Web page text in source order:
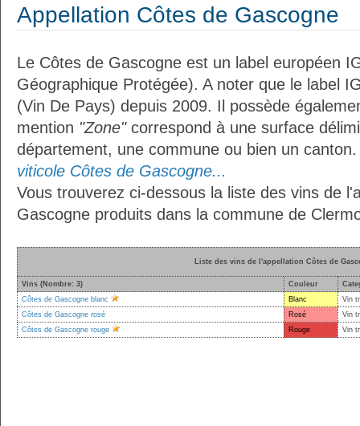
Appellation Côtes de Gascogne
Le Côtes de Gascogne est un label européen
Géographique Protégée). A noter que le label
(Vin De Pays) depuis 2009. Il possède
mention "Zone"correspond à une surface
département, une commune ou bien un
viticole Côtes de Gascogne...
Vous trouverez ci-dessous la liste des vins de
Gascogne produits dans la commune de
Liste des vins de l'appellation Côtes de
Vins (Nombre: 3) Couleur
Côtes de Gascogne blanc
Blanc
Vin
Côtes de Gascogne rosé
Rosé
Vin
Côtes de Gascogne rouge
Rouge Vin